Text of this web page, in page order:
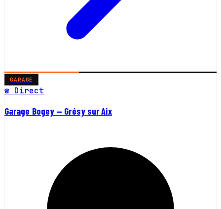
GARAGE
☎ Direct
Garage Bogey — Grésy sur Aix